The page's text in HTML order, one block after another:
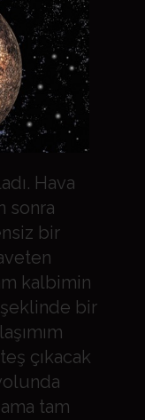
Hava
sonra
bir
kalbimin
bir
çıkacak
tam